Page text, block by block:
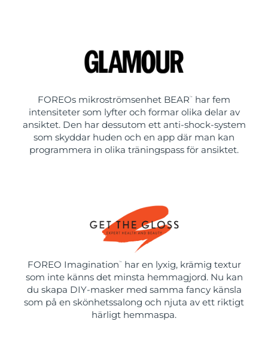
FOREOs mikroströmsenhet BEAR ™
har fem
intensiteter som lyfter och formar olika delar av
ansiktet. Den har dessutom ett anti-shock-system
som skyddar huden och en app där man kan
programmera in olika träningspass för ansiktet.
FOREO Imagination ™
har en lyxig, krämig textur
som inte känns det minsta hemmagjord. Nu kan
du skapa DIY-masker med samma fancy känsla
som på en skönhetssalong och njuta av ett riktigt
härligt hemmaspa.